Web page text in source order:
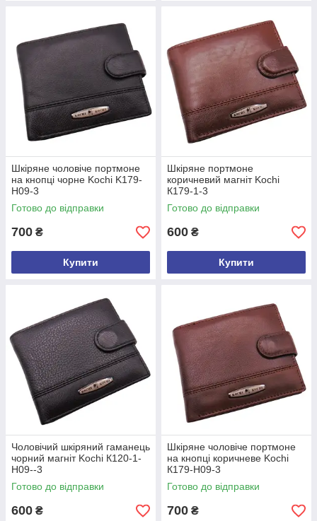
Шкіряне чоловіче портмоне
на кнопці чорне Kochi K179-
H09-3
Готово до відправки
700 ₴
Купити
Шкіряне портмоне
коричневий магніт Kochi
К179-1-3
Готово до відправки
600 ₴
Купити
Чоловічий шкіряний гаманець
чорний магніт Kochi К120-1-
H09--3
Готово до відправки
600 ₴
Шкіряне чоловіче портмоне
на кнопці коричневе Kochi
К179-H09-3
Готово до відправки
700 ₴